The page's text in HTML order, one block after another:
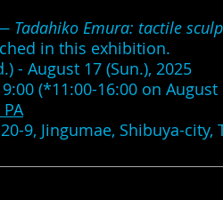
Tadahiko Emura: tactile
in this exhibition.
- August 17 (Sun.), 2025
(*11:00-16:00 on August
9, Jingumae, Shibuya-city,